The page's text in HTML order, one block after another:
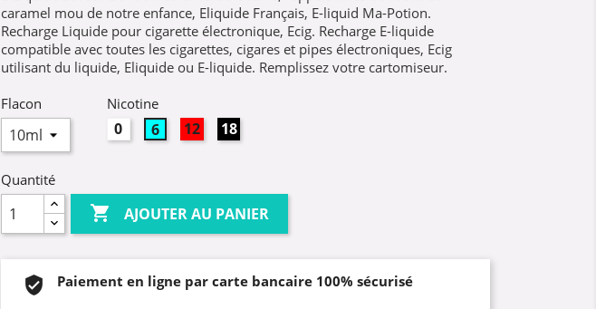
caramel mou de notre enfance, Eliquide Français, E-liquid Ma-Potion.
Recharge Liquide pour cigarette électronique, Ecig. Recharge E-liquide
compatible avec toutes les cigarettes, cigares et pipes électroniques, Ecig
utilisant du liquide, Eliquide ou E-liquide. Remplissez votre cartomiseur.
Flacon
Nicotine
0mg 6mg 12mg 18mg
Quantité
 AJOUTER AU PANIER
Paiement en ligne par carte bancaire 100% sécurisé